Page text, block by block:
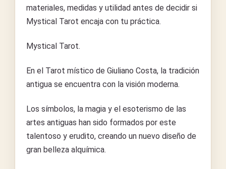
materiales, medidas y utilidad antes de decidir si
Mystical Tarot encaja con tu práctica.
Mystical Tarot.
En el Tarot místico de Giuliano Costa, la tradición
antigua se encuentra con la visión moderna.
Los símbolos, la magia y el esoterismo de las
artes antiguas han sido formados por este
talentoso y erudito, creando un nuevo diseño de
gran belleza alquímica.